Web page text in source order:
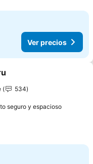
Ver precios
a favoritos
534
seguro y espaciosoVer